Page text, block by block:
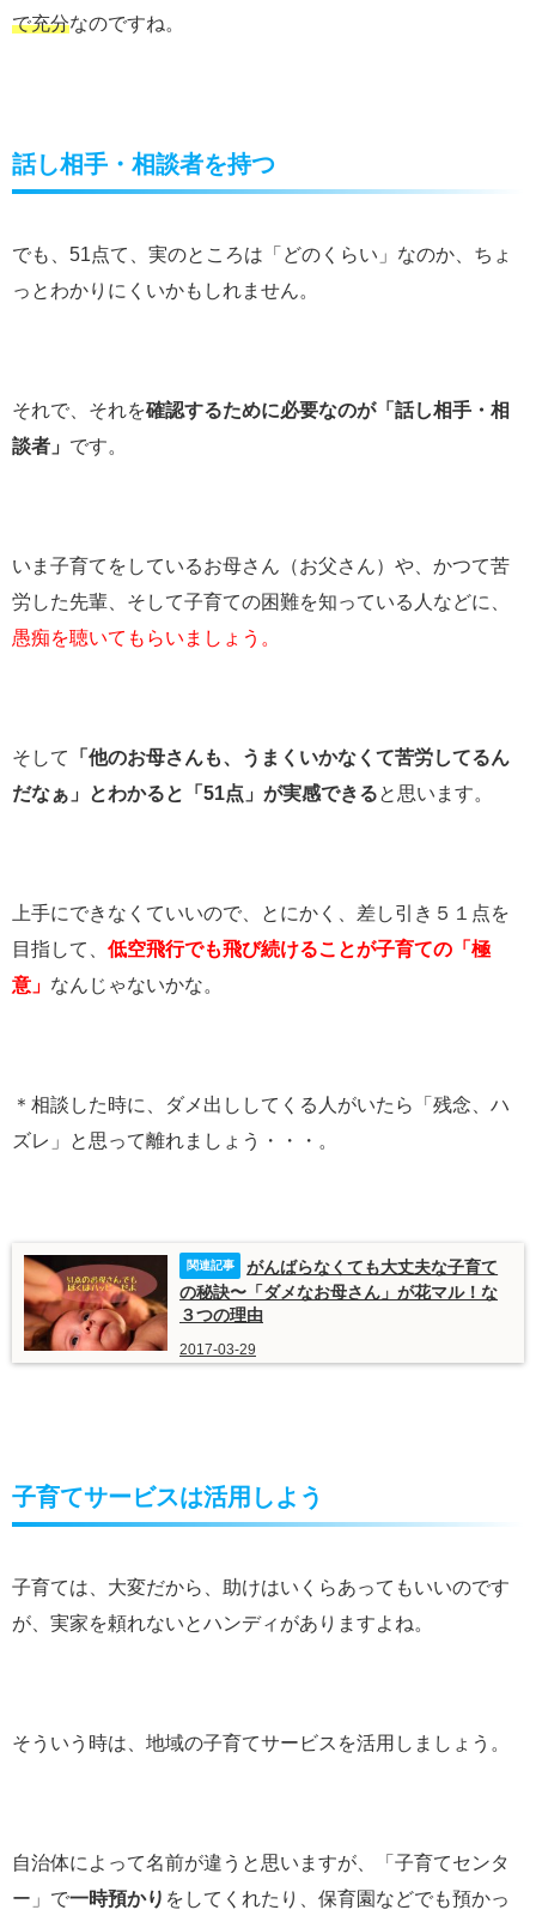
で充分なのですね。
話し相手・相談者を持つ
でも、51点て、実のところは「どのくらい」なのか、ちょ
っとわかりにくいかもしれません。
それで、それを確認するために必要なのが「話し相手・相
談者」 です。
いま子育てをしているお母さん（お父さん）や、かつて苦
労した先輩、そして子育ての困難を知っている人などに、
愚痴を聴いてもらいましょう。
そして
「他のお母さんも、うまくいかなくて苦労してるん
だなぁ」とわかると「51点」が実感できると思います。
上手にできなくていいので、とにかく、差し引き５１点を
目指して、 低空飛行でも飛び続けることが子育ての「極
意」 なんじゃないかな。
＊相談した時に、ダメ出ししてくる人がいたら「残念、ハ
ズレ」と思って離れましょう・・・。
がんばらなくても大丈夫な子育て
の秘訣〜「ダメなお母さん」が花マル！な
３つの理由
2017-03-29
子育てサービスは活用しよう
子育ては、大変だから、助けはいくらあってもいいのです
が、実家を頼れないとハンディがありますよね。
そういう時は、地域の子育てサービスを活用しましょう。
自治体によって名前が違うと思いますが、「子育てセンタ
ー」で一時預かり をしてくれたり、保育園などでも預かっ